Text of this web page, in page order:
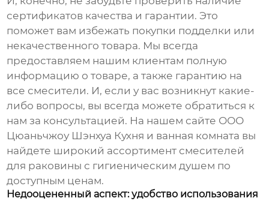
сертификатов качества и гарантии. Это
поможет вам избежать покупки подделки или
некачественного товара. Мы всегда
предоставляем нашим клиентам полную
информацию о товаре, а также гарантию на
все смесители. И, если у вас возникнут какие-
либо вопросы, вы всегда можете обратиться к
нам за консультацией. На нашем сайте ООО
Цюаньчжоу Шэнхуа Кухня и ванная комната вы
найдете широкий ассортимент смесителей
для раковины с гигиеническим душем по
доступным ценам.
Недооцененный аспект: удобство использования